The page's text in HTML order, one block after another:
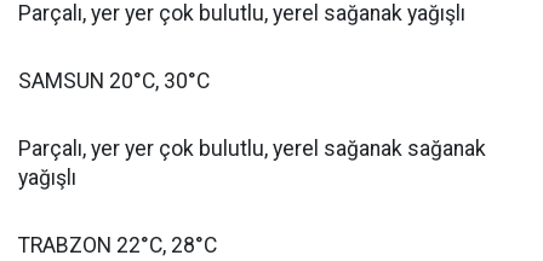
Parçalı, yer yer çok bulutlu, yerel sağanak yağışlı
SAMSUN 20°C, 30°C
Parçalı, yer yer çok bulutlu, yerel sağanak sağanak
yağışlı
TRABZON 22°C, 28°C